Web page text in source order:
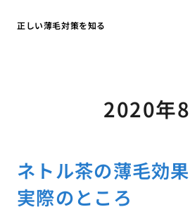
正しい薄毛対策を知る
2020年
ネトル茶の薄毛効
実際のところ